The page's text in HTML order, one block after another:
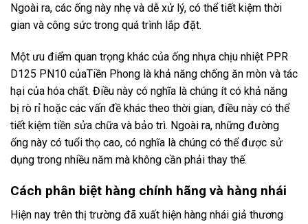
Ngoài ra, các ống này nhẹ và dễ xử lý, có thể tiết kiệm thời
gian và công sức trong quá trình lắp đặt.
Một ưu điểm quan trọng khác của ống nhựa chịu nhiệt PPR
D125 PN10 củaTiền Phong là khả năng chống ăn mòn và tác
hại của hóa chất. Điều này có nghĩa là chúng ít có khả năng
bị rò rỉ hoặc các vấn đề khác theo thời gian, điều này có thể
tiết kiệm tiền sửa chữa và bảo trì. Ngoài ra, những đường
ống này có tuổi thọ cao, có nghĩa là chúng có thể được sử
dụng trong nhiều năm mà không cần phải thay thế.
Cách phân biệt hàng chính hãng và hàng nhái
Hiện nay trên thị trường đã xuất hiện hàng nhái giả thương